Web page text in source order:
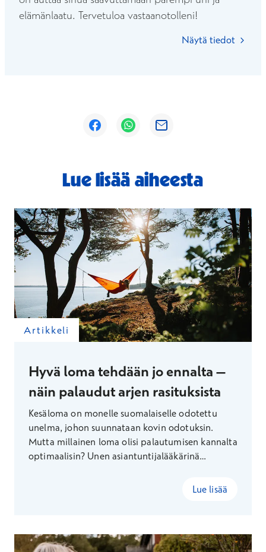
elämänlaatu. Tervetuloa vastaanotolleni!
Näytä tiedot
Avautuu uuteen ikkunaan
Avautuu uuteen ikkunaan
Avautuu uuteen ikkunaan
Lue lisää aiheesta
Artikkeli
Hyvä loma tehdään jo ennalta –
näin palaudut arjen rasituksista
Kesäloma on monelle suomalaiselle odotettu
unelma, johon suunnataan kovin odotuksin.
Mutta millainen loma olisi palautumisen kannalta
optimaalisin? Unen asiantuntijalääkärinä
Lue lisää